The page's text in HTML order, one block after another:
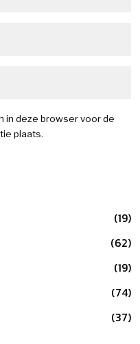
in deze browser voor de
plaats.
19
62
19
74
37